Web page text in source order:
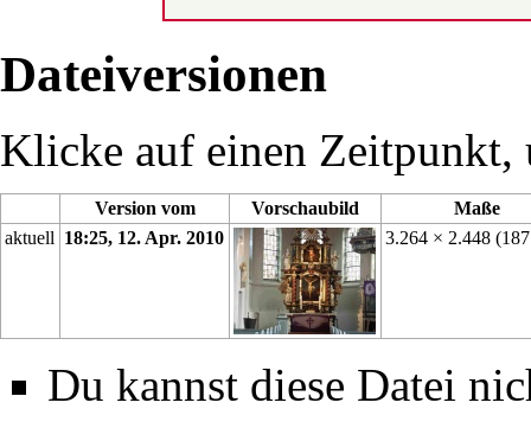
Dateiversionen
Klicke auf einen Zeitpunkt,
Version vom Vorschaubild
Maße
aktuell 18:25, 12. Apr. 2010 3.264 × 2.448
Du kannst diese Datei